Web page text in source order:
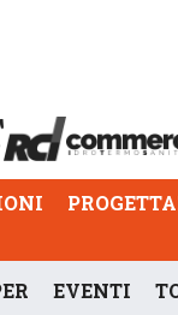
EVENTI